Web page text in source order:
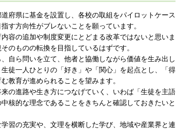
府県に基金を設置し、各校の取組をパイロットケース
す方向性がブレないことを願っています。
容の追加や制度変更にとどまる改革ではないと思いま
のものの転換を目指しているはずです。
自ら問いを立て、他者と協働しながら価値を生み出し
徒一人ひとりの「好き」や「関心」を起点とし、「得
教育が進められることを望みます。
の進路や生き方につなげていく、いわば「生徒を主語
核的な理念であることをきちんと確認しておきたいと
習の充実や、文理を横断した学び、地域や産業界と連